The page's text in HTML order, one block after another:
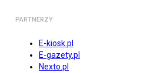
PARTNERZY
E-kiosk.pl
E-gazety.pl
Nexto.pl